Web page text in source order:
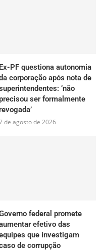
Ex-PF questiona autonomia
corporação após nota de
‘não
ser formalmente
de agosto de 2026
federal promete
efetivo das
que investigam
de corrupção